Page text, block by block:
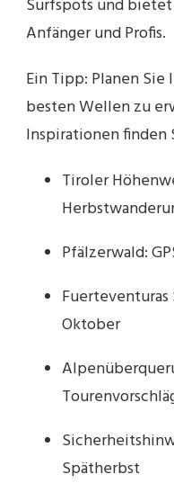
Surfspots und
Anfänger und Profis.
Ein Tipp: Planen Sie
besten Wellen zu
Inspirationen finden
Tiroler
Pfälzerwald:
Oktober
Spätherbst